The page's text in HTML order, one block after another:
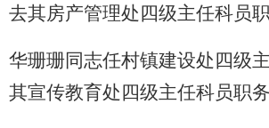
去其房产管理处四级主任科员职
华珊珊同志任村镇建设处四级
其宣传教育处四级主任科员职务